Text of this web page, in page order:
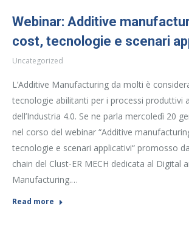
Webinar: Additive
cost, tecnologie e scenari
Uncategorized
L’Additive Manufacturing da molti è
tecnologie abilitanti per i processi produttivi
dell’Industria 4.0. Se ne parla mercoledì 20
nel corso del webinar “Additive
tecnologie e scenari applicativi“ promosso
chain del Clust-ER MECH dedicata al Digital
Manufacturing.…
Read more